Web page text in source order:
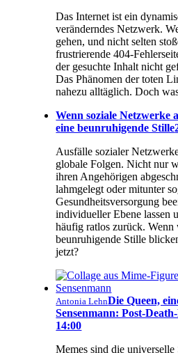
Das Internet ist ein
veränderndes Netzwerk.
gehen, und nicht selten
frustrierende 404-
der gesuchte Inhalt nicht
Das Phänomen der toten
nahezu alltäglich. Doch
Wenn soziale Netzwerke
eine beunruhigende Stille
Ausfälle sozialer
globale Folgen. Nicht nur
ihren Angehörigen
lahmgelegt oder mitunter
Gesundheitsversorgung
individueller Ebene lassen
häufig ratlos zurück. Wenn
beunruhigende Stille
jetzt?
Antonia LehnDie Queen,
Sensenmann: Post-
14:00
Memes sind die universelle